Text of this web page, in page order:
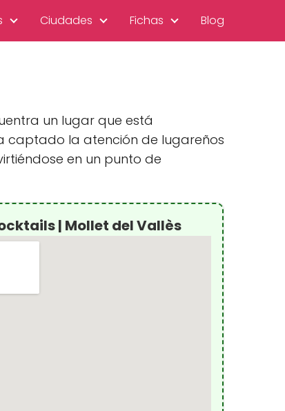
Ciudades Fichas Blog
un lugar que está
captado la atención de lugareños
en un punto de
| Mollet del Vallès